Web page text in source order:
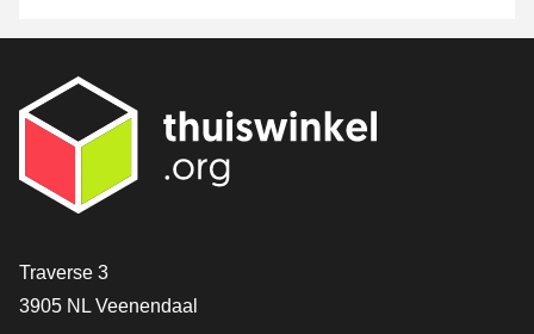
Contact
Traverse 3
3905 NL Veenendaal